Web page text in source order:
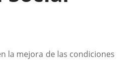
la mejora de las condiciones